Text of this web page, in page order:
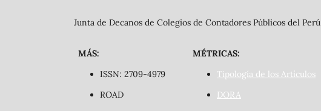
Junta de Decanos de Colegios de Contadores Públicos del Perú
MÁS:
ISSN: 2709-4979
ROAD
MÉTRICAS:
Tipología de los Artículos
DORA